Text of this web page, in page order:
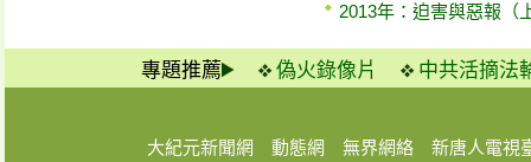
2013年：迫害與惡報（
專題推薦 偽火錄像片 中共活摘法
大紀元新聞網 動態網 無界網絡
新唐人電視